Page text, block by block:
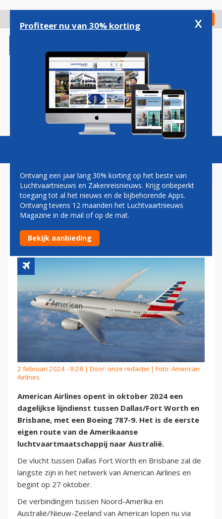
gaan
Check in
Magazine Podcasts Vacatures
AMERICAN AIRLINES START
LIJNDIENST TUSSEN VS EN
AUSTRALIË
2 februari 2024 - 9:28 | Door: onze redactie | Foto: American
Airlines
American Airlines opent in oktober 2024 een
dagelijkse lijndienst tussen Dallas/Fort Worth en
Brisbane, met een Boeing 787-9. Het is de eerste
eigen route van de Amerikaanse
luchtvaartmaatschappij naar Australië.
De vlucht tussen Dallas Fort Worth en Brisbane zal de
langste zijn in het netwerk van American Airlines en
begint op 27 oktober.
De verbindingen tussen Noord-Amerika en
Australië/Nieuw-Zeeland van American lopen nu via
Profiteer nu van 30% korting x
Ontvang een jaar lang 30% korting op het beste van
Luchtvaartnieuws en Zakenreisnieuws. Krijg onbeperkt
toegang tot al het nieuws en de bijbehorende Apps.
Ontvang tevens 12 maanden het Luchtvaartnieuws
Magazine in de mail of op de mat.
Bekijk aanbieding